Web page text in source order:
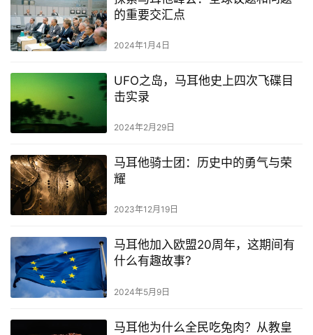
马
耳
移
民
留
学
教
育
网
址
导
航
的重要交汇点
2024年1月4日
UFO之岛，马耳他史上四次飞碟目
击实录
2024年2月29日
马耳他骑士团：历史中的勇气与荣
耀
2023年12月19日
马耳他加入欧盟20周年，这期间有
什么有趣故事?
2024年5月9日
马耳他为什么全民吃兔肉？从教皇